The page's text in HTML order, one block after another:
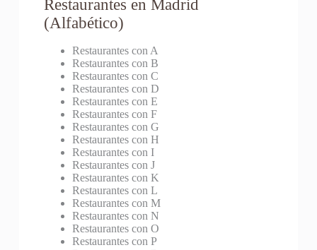
Restaurantes en Madrid
(Alfabético)
Restaurantes con A
Restaurantes con B
Restaurantes con C
Restaurantes con D
Restaurantes con E
Restaurantes con F
Restaurantes con G
Restaurantes con H
Restaurantes con I
Restaurantes con J
Restaurantes con K
Restaurantes con L
Restaurantes con M
Restaurantes con N
Restaurantes con O
Restaurantes con P